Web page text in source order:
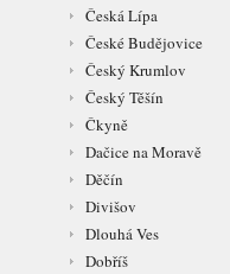
Česká Lípa
České Budějovice
Český Krumlov
Český Těšín
Čkyně
Dačice na Moravě
Děčín
Divišov
Dlouhá Ves
Dobříš